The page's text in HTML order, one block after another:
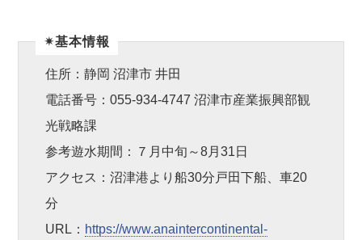
✴︎基本情報
住所：静岡 沼津市 井田
電話番号：055-934-4747 沼津市産業振興部観
光戦略課
参考遊水期間：７月中旬～8月31日
アクセス：沼津港より船30分戸田下船、車20
分
URL： https://www.anaintercontinental-